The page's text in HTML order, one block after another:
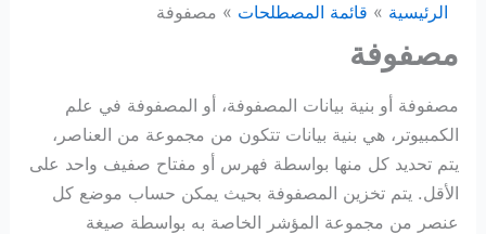
الرئيسية قائمة المصطلحات مصفوفة
مصفوفة
مصفوفة أو بنية بيانات المصفوفة، أو المصفوفة في علم
الكمبيوتر، هي بنية بيانات تتكون من مجموعة من العناصر،
يتم تحديد كل منها بواسطة فهرس أو مفتاح صفيف واحد على
الأقل. يتم تخزين المصفوفة بحيث يمكن حساب موضع كل
عنصر من مجموعة المؤشر الخاصة به بواسطة صيغة